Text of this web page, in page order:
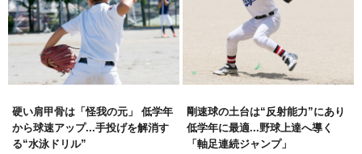
硬い肩甲骨は「怪我の元」 低学年
から球速アップ...手投げを解消す
る“水泳ドリル”
剛速球の土台は“反射能力”にあり
低学年に最適...野球上達へ導く
「軸足連続ジャンプ」